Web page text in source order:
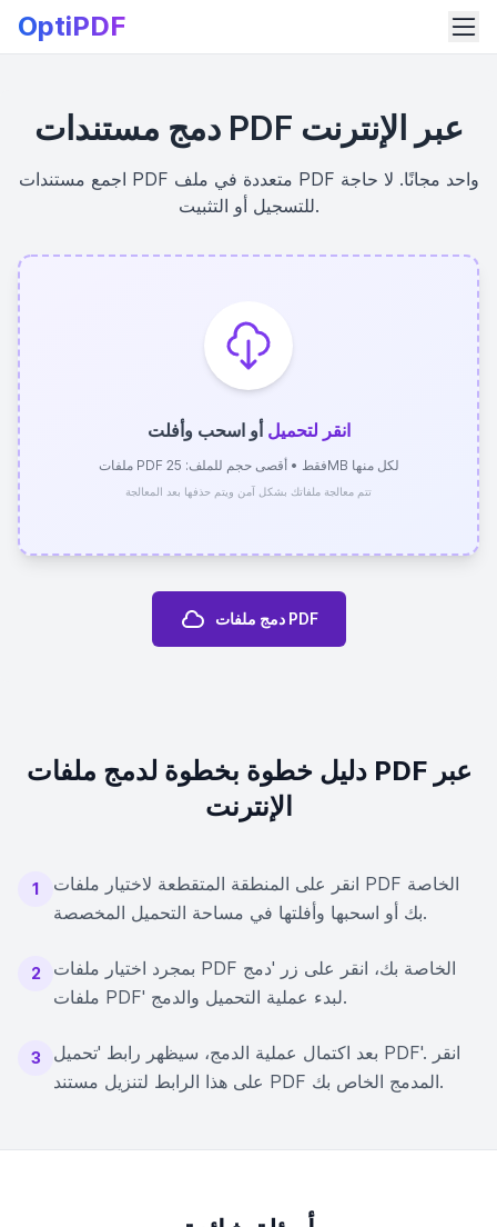
OptiPDF
دمج مستندات PDF عبر الإنترنت
اجمع مستندات PDF متعددة في ملف PDF واحد مجانًا. لا حاجة
للتسجيل أو التثبيت.
انقر لتحميل أو اسحب وأفلت
ملفات PDF فقط • أقصى حجم للملف: 25MB لكل منها
تتم معالجة ملفاتك بشكل آمن ويتم حذفها بعد المعالجة
دمج ملفات PDF
دليل خطوة بخطوة لدمج ملفات PDF عبر
الإنترنت
1
انقر على المنطقة المتقطعة لاختيار ملفات PDF الخاصة
بك أو اسحبها وأفلتها في مساحة التحميل المخصصة.
2
بمجرد اختيار ملفات PDF الخاصة بك، انقر على زر 'دمج
ملفات PDF' لبدء عملية التحميل والدمج.
3
بعد اكتمال عملية الدمج، سيظهر رابط 'تحميل PDF'. انقر
على هذا الرابط لتنزيل مستند PDF المدمج الخاص بك.